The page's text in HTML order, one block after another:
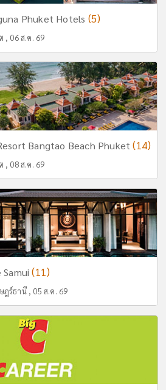
Phuket Hotels (5)
, 06 ส.ค. 69
Bangtao Beach Phuket(14)
, 08 ส.ค. 69
Samui(11)
ฎร์ธานี , 05 ส.ค. 69